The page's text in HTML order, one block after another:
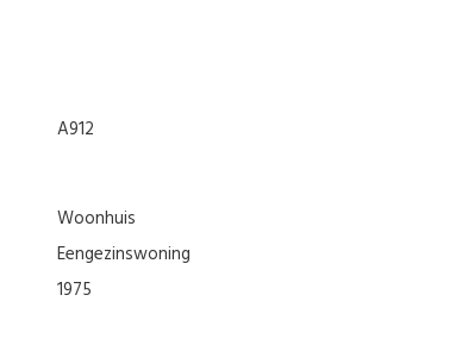
A912
woonhuis
eengezinswoning
1975